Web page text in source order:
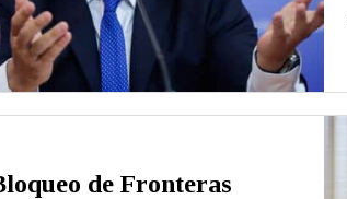
de Fronteras